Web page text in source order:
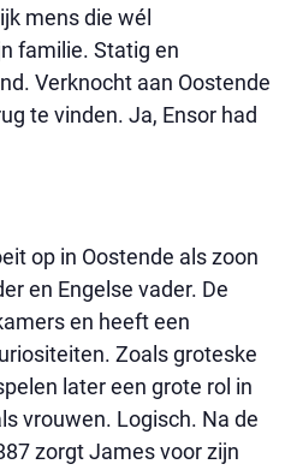
mens die wél
familie. Statig en
Verknocht aan Oostende
te vinden. Ja, Ensor had
op in Oostende als zoon
en Engelse vader. De
en heeft een
Zoals groteske
later een grote rol in
vrouwen. Logisch. Na de
zorgt James voor zijn